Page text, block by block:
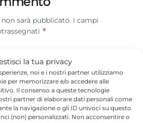
la tua privacy
noi e i nostri partner utilizziamo
per memorizzare e/o accedere alle
Il consenso a queste tecnologie
partner di elaborare dati personali come
la navigazione o gli ID univoci su questo
(non) personalizzati. Non acconsentire o
sarà pubblicato. I campi
*